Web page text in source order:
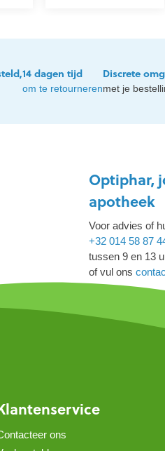
14 dagen tijd
om te retourneren
Discrete
met je
Optiphar,
apotheek
Voor advies of
+32 014 58 87
tussen 9 en 13
of vul ons
ons